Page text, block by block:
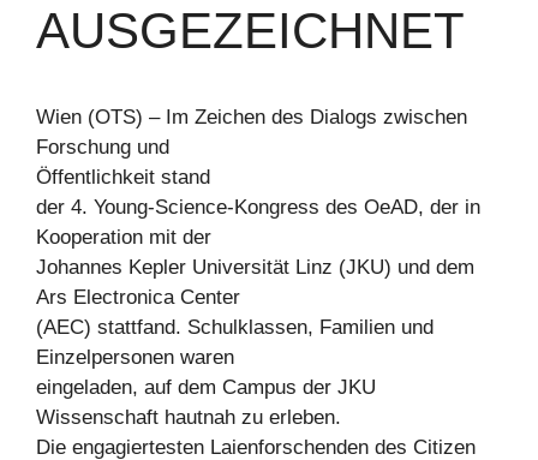
AUSGEZEICHNET
Wien (OTS) – Im Zeichen des Dialogs zwischen
Forschung und
Öffentlichkeit stand
der 4. Young-Science-Kongress des OeAD, der in
Kooperation mit der
Johannes Kepler Universität Linz (JKU) und dem
Ars Electronica Center
(AEC) stattfand. Schulklassen, Familien und
Einzelpersonen waren
eingeladen, auf dem Campus der JKU
Wissenschaft hautnah zu erleben.
Die engagiertesten Laienforschenden des Citizen